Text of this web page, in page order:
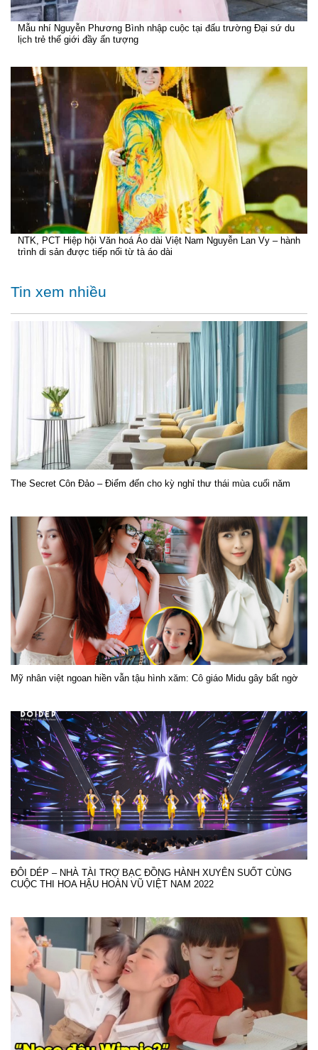
Mẫu nhí Nguyễn Phương Bình nhập cuộc tại đấu trường Đại sứ du
lịch trẻ thế giới đầy ấn tượng
NTK, PCT Hiệp hội Văn hoá Áo dài Việt Nam Nguyễn Lan Vy – hành
trình di sản được tiếp nối từ tà áo dài
Tin xem nhiều
The Secret Côn Đảo – Điểm đến cho kỳ nghỉ thư thái mùa cuối năm
Mỹ nhân việt ngoan hiền vẫn tậu hình xăm: Cô giáo Midu gây bất ngờ
ĐÔI DÉP – NHÀ TÀI TRỢ BẠC ĐỒNG HÀNH XUYÊN SUỐT CÙNG
CUỘC THI HOA HẬU HOÀN VŨ VIỆT NAM 2022